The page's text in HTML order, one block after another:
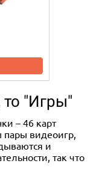
то "Игры"
– 46 карт
пары видеоигр,
и
так что